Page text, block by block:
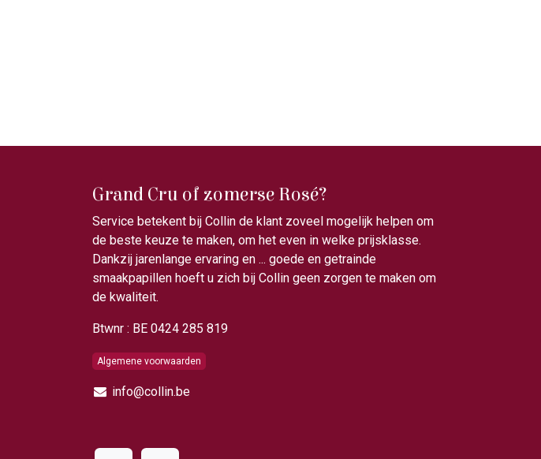
Grand Cru of zomerse Rosé?
Service betekent bij Collin de klant zoveel mogelijk helpen om
de beste keuze te maken, om het even in welke prijsklasse.
Dankzij jarenlange ervaring en ... goede en getrainde
smaakpapillen hoeft u zich bij Collin geen zorgen te maken om
de kwaliteit.
Btwnr : BE 0424 285 819
Algemene voorwaarden
info@collin.be